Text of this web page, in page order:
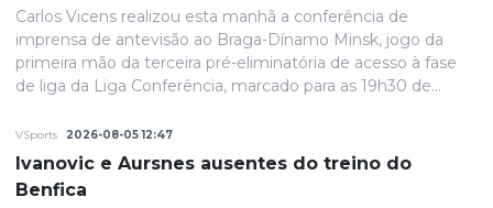
Carlos Vicens realizou esta manhã a conferência de
imprensa de antevisão ao Braga-Dínamo Minsk, jogo da
primeira mão da terceira pré-eliminatória de acesso à fase
de liga da Liga Conferência, marcado para as 19h30 de
VSports 2026-08-05 12:47
Ivanovic e Aursnes ausentes do treino do
Benfica